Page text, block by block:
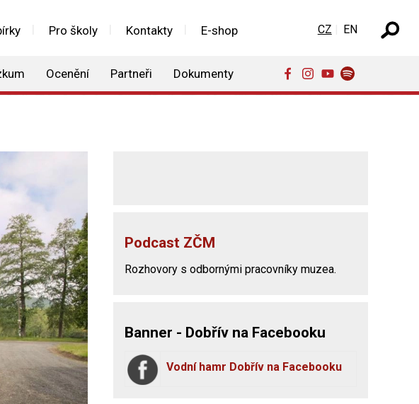
Pro školy Kontakty E-shop
Ocenění Partneři Dokumenty
Zvolte jazyk
CZ EN
Podcast ZČM
Rozhovory s odbornými pracovníky muzea.
Banner - Dobřív na Facebooku
Vodní hamr Dobřív na Facebooku